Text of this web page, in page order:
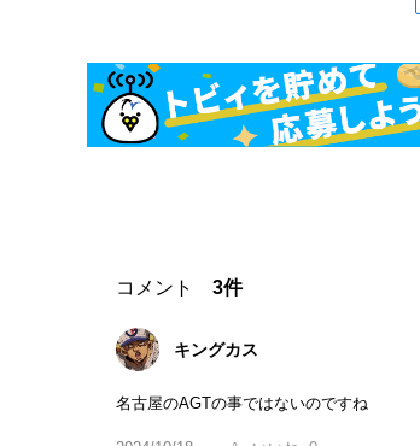
コメント 3件
キングカス
名古屋のAGTの事ではないのですね